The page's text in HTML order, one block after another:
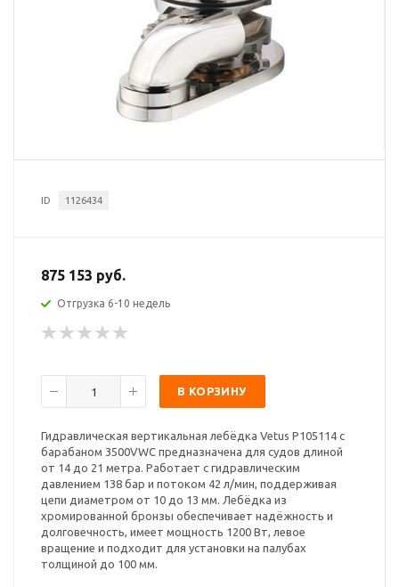
ID 1126434
875 153 руб.
Отгрузка 6-10 недель
В КОРЗИНУ
Гидравлическая вертикальная лебёдка Vetus P105114 с
барабаном 3500VWC предназначена для судов длиной
от 14 до 21 метра. Работает с гидравлическим
давлением 138 бар и потоком 42 л/мин, поддерживая
цепи диаметром от 10 до 13 мм. Лебёдка из
хромированной бронзы обеспечивает надёжность и
долговечность, имеет мощность 1200 Вт, левое
вращение и подходит для установки на палубах
толщиной до 100 мм.